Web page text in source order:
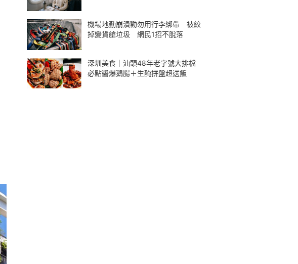
機場地勤崩潰勸勿用行李綁帶 被絞
掉變貨艙垃圾 網民1招不脫落
深圳美食｜汕頭48年老字號大排檔
必點醬爆鵝腸＋生醃拼盤超送飯